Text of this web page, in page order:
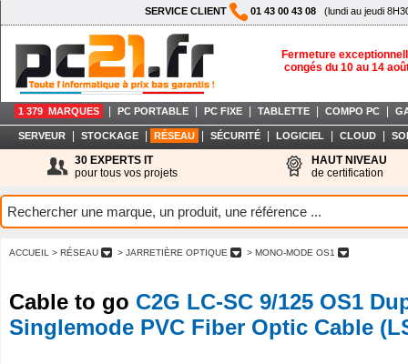
SERVICE CLIENT 01 43 00 43 08 (lundi au jeudi
Fermeture
congés du 10 au 14
1 379 MARQUES PC PORTABLE PC FIXE TABLETTE COMPO PC
SERVEUR STOCKAGE RÉSEAU SÉCURITÉ LOGICIEL CLOUD
30 EXPERTS IT
pour tous vos projets
HAUT NIVEAU
de certification
ACCUEIL > RÉSEAU > JARRETIÈRE OPTIQUE > MONO-MODE OS1
Cable to go C2G LC-SC 9/125 OS1
Singlemode PVC Fiber Optic Cable